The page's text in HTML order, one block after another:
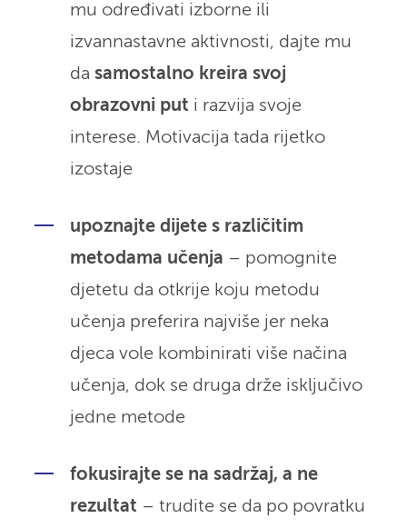
mu određivati izborne ili
izvannastavne aktivnosti, dajte mu
da samostalno kreira svoj
obrazovni put i razvija svoje
interese. Motivacija tada rijetko
izostaje
upoznajte dijete s različitim
metodama učenja – pomognite
djetetu da otkrije koju metodu
učenja preferira najviše jer neka
djeca vole kombinirati više načina
učenja, dok se druga drže isključivo
jedne metode
fokusirajte se na sadržaj, a ne
rezultat – trudite se da po povratku